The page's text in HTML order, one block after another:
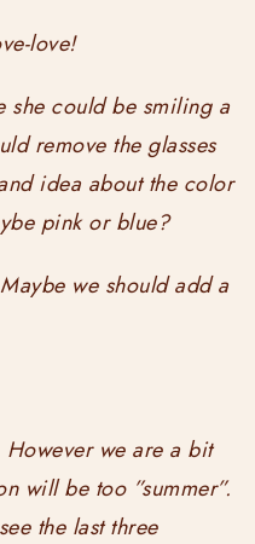
love!
could be smiling a
remove the glasses
idea about the color
pink or blue?
we should add a
we are a bit
will be too ”summer”.
the last three